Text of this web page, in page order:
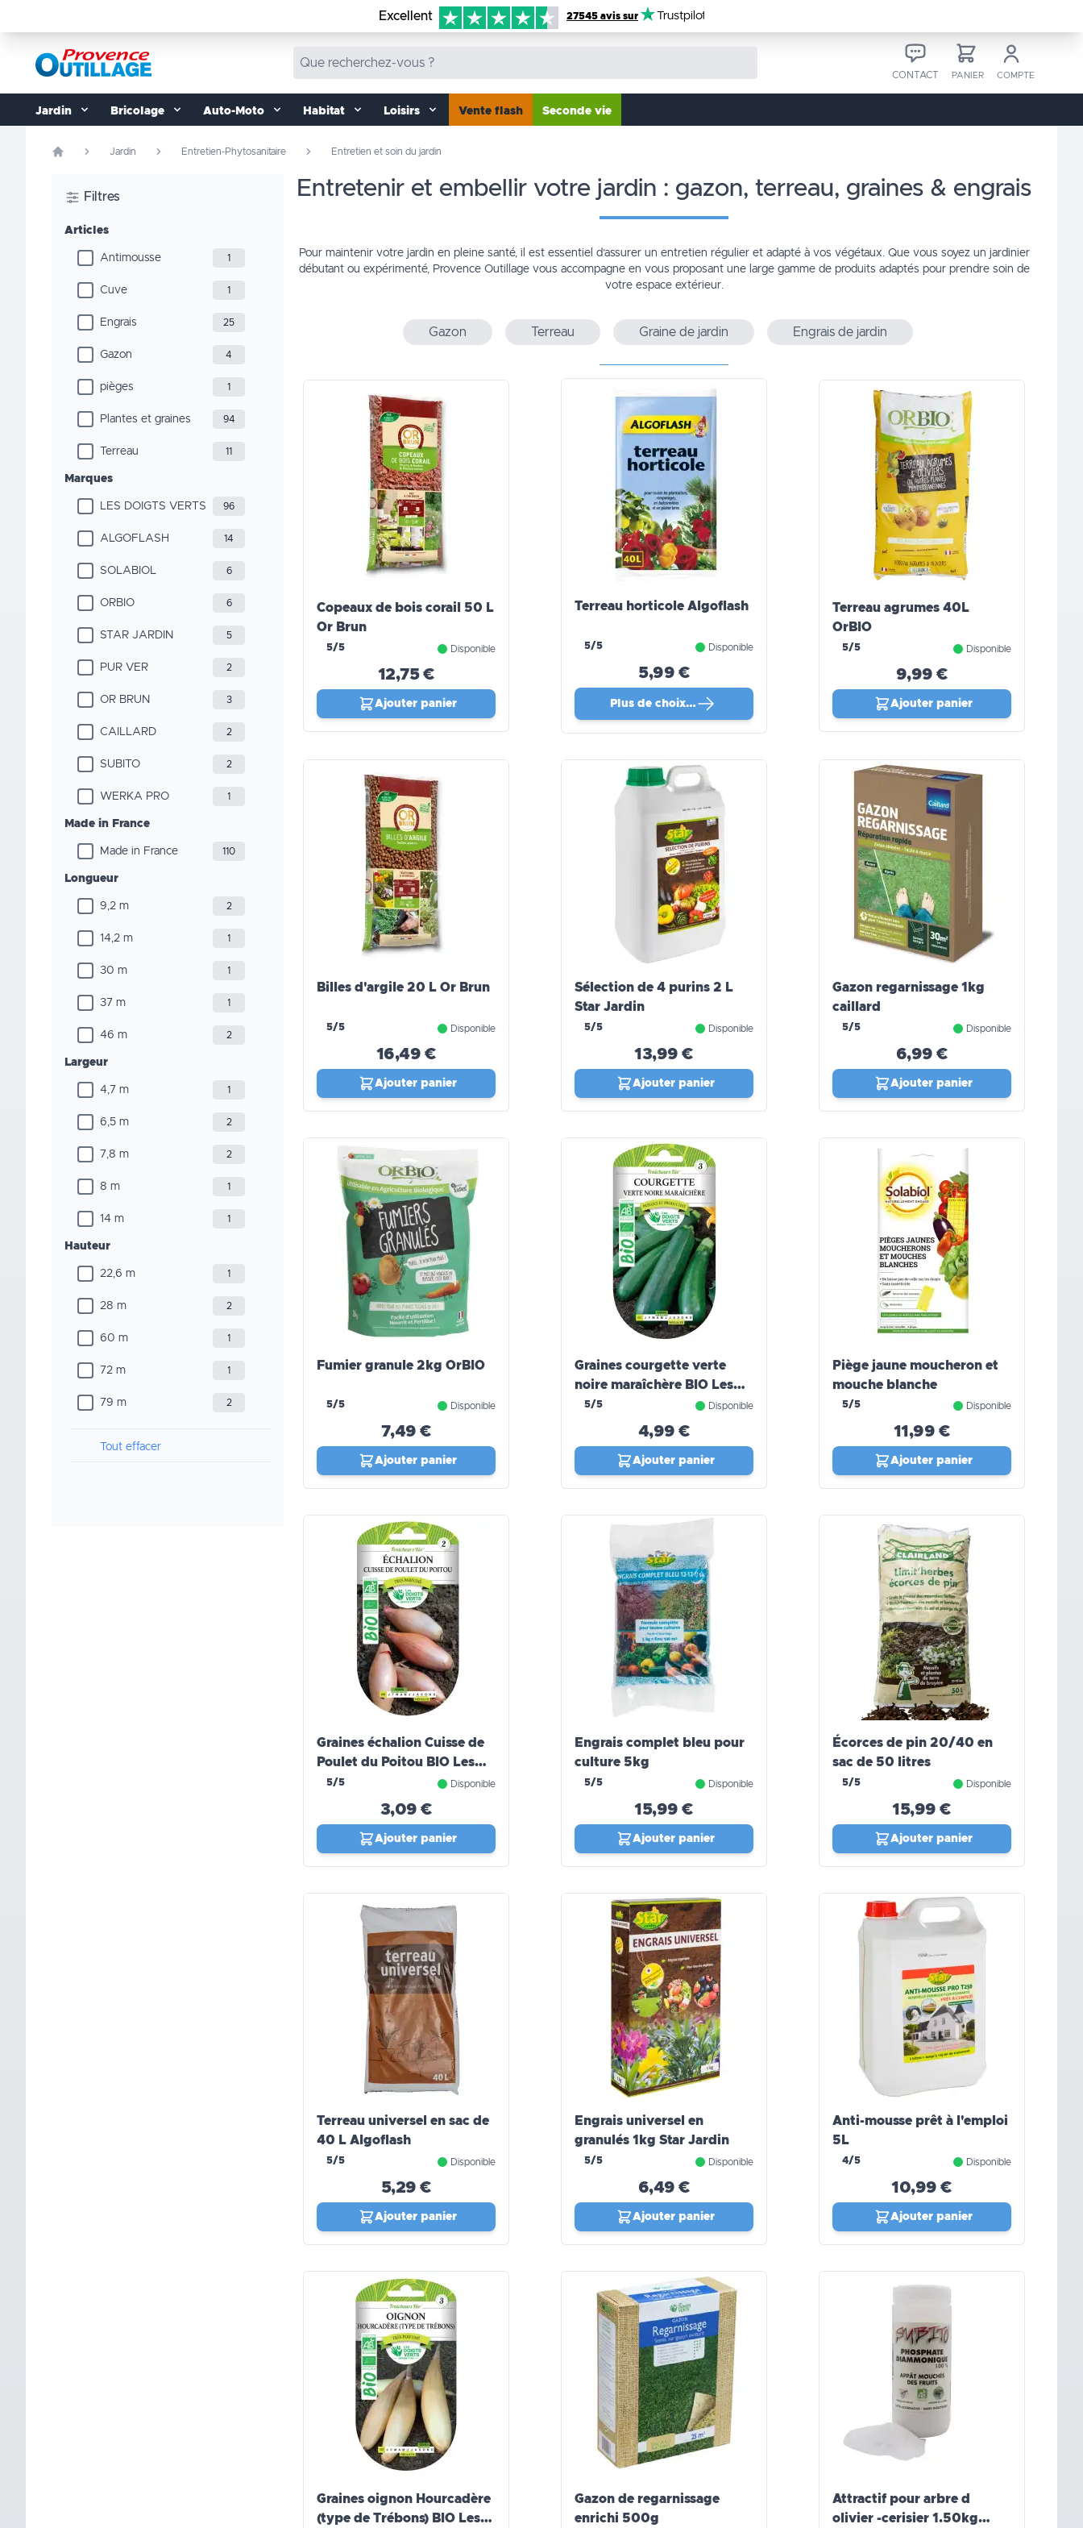
Excellent 27545 avis sur Trustpilot
CONTACT PANIER COMPTE
Jardin Bricolage Auto-Moto Habitat Loisirs Vente flash Seconde vie
Jardin Entretien-Phytosanitaire Entretien et soin du jardin
Filtres
Articles
Antimousse 1
Cuve 1
Engrais 25
Gazon 4
pièges 1
Plantes et graines 94
Terreau 11
Marques
LES DOIGTS VERTS 96
ALGOFLASH 14
SOLABIOL 6
ORBIO 6
STAR JARDIN 5
PUR VER 2
OR BRUN 3
CAILLARD 2
SUBITO 2
WERKA PRO 1
Made in France
Made in France 110
Longueur
9,2 m 2
14,2 m 1
30 m 1
37 m 1
46 m 2
Largeur
4,7 m 1
6,5 m 2
7,8 m 2
8 m 1
14 m 1
Hauteur
22,6 m 1
28 m 2
60 m 1
72 m 1
79 m 2
Tout effacer
entretenir et embellir votre jardin : gazon, terreau, graines & engrais
Pour maintenir votre jardin en pleine santé, il est essentiel d’assurer un entretien régulier et adapté à vos végétaux. Que vous soyez un jardinier
débutant ou expérimenté, Provence Outillage vous accompagne en vous proposant une large gamme de produits adaptés pour prendre soin de
votre espace extérieur.
Gazon Terreau Graine de jardin Engrais de jardin
Copeaux de bois corail 50 L
Or Brun
5/5 Disponible
12,75 €
Ajouter panier
Terreau horticole Algoflash
5/5 Disponible
5,99 €
Plus de choix…
Terreau agrumes 40L
OrBIO
5/5 Disponible
9,99 €
Ajouter panier
Billes d'argile 20 L Or Brun
5/5 Disponible
16,49 €
Ajouter panier
Sélection de 4 purins 2 L
Star Jardin
5/5 Disponible
13,99 €
Ajouter panier
Gazon regarnissage 1kg
caillard
5/5 Disponible
6,99 €
Ajouter panier
Fumier granule 2kg OrBIO
5/5 Disponible
7,49 €
Ajouter panier
Graines courgette verte
noire maraîchère BIO Les
Doigts Verts
5/5 Disponible
4,99 €
Ajouter panier
Piège jaune moucheron et
mouche blanche
5/5 Disponible
11,99 €
Ajouter panier
Graines échalion Cuisse de
Poulet du Poitou BIO Les
Doigts Verts
5/5 Disponible
3,09 €
Ajouter panier
Engrais complet bleu pour
culture 5kg
5/5 Disponible
15,99 €
Ajouter panier
Écorces de pin 20/40 en
sac de 50 litres
5/5 Disponible
15,99 €
Ajouter panier
Terreau universel en sac de
40 L Algoflash
5/5 Disponible
5,29 €
Ajouter panier
Engrais universel en
granulés 1kg Star Jardin
5/5 Disponible
6,49 €
Ajouter panier
Anti-mousse prêt à l'emploi
5L
4/5 Disponible
10,99 €
Ajouter panier
Graines oignon Hourcadère
(type de Trébons) BIO Les
Gazon de regarnissage
enrichi 500g
Attractif pour arbre d
olivier -cerisier 1.50kg